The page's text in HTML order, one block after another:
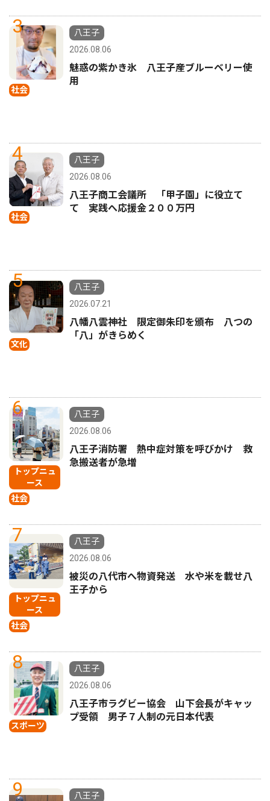
3
社会
八王子
2026.08.06
魅惑の紫かき氷 八王子産ブルーベリー使
用
4
社会
八王子
2026.08.06
八王子商工会議所 「甲子園」に役立て
て 実践へ応援金２００万円
5
文化
八王子
2026.07.21
八幡八雲神社 限定御朱印を頒布 八つの
「八」がきらめく
6
トップニュ
ース
社会
八王子
2026.08.06
八王子消防署 熱中症対策を呼びかけ 救
急搬送者が急増
7
トップニュ
ース
社会
八王子
2026.08.06
被災の八代市へ物資発送 水や米を載せ八
王子から
8
スポーツ
八王子
2026.08.06
八王子市ラグビー協会 山下会長がキャッ
プ受領 男子７人制の元日本代表
9
八王子